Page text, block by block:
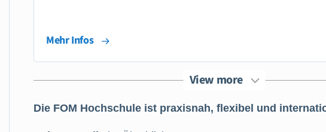
Mehr Infos
View more
Die FOM Hochschule ist praxisnah, flexibel und